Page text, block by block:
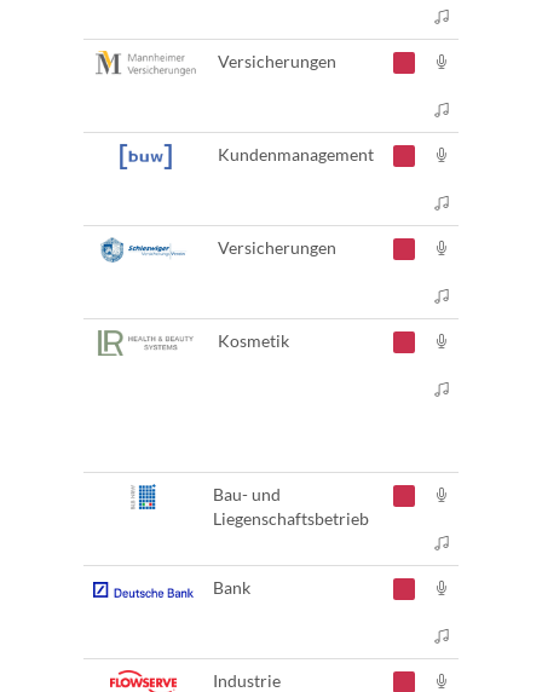
Versicherungen
Kundenmanagement
Versicherungen
Kosmetik
Bau- und
Liegenschaftsbetrieb
Bank
Industrie